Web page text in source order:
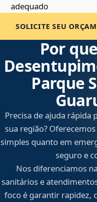
adequado
SOLICITE SEU
Por
Parque
Precisa de ajuda rápida
sua região?
simples quanto em
seguro e
Nos diferenciamos
sanitários e
foco é garantir rapidez,